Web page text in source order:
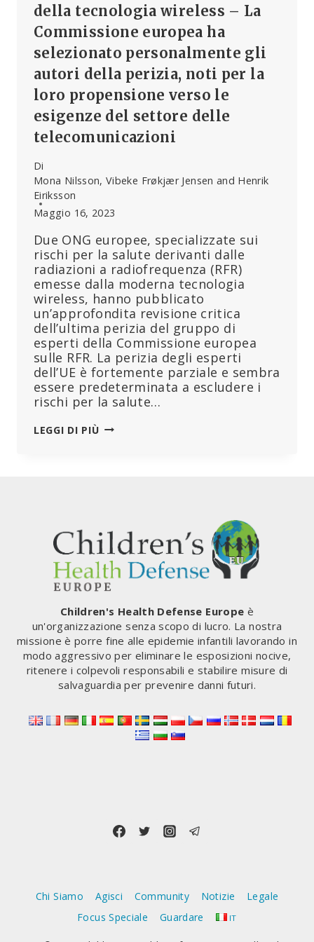
PARTNER
META
HA
INDIRIZZATO
I
SUOI
CLIENTI
VERSO
SITI
DI
SU
della tecnologia wireless – La
Commissione europea ha
selezionato personalmente gli
autori della perizia, noti per la
loro propensione verso le
esigenze del settore delle
telecomunicazioni
Di
Mona Nilsson, Vibeke Frøkjær Jensen and Henrik
Eiriksson
Maggio 16, 2023
Due ONG europee, specializzate sui
rischi per la salute derivanti dalle
radiazioni a radiofrequenza (RFR)
emesse dalla moderna tecnologia
wireless, hanno pubblicato
un’approfondita revisione critica
dell’ultima perizia del gruppo di
esperti della Commissione europea
sulle RFR. La perizia degli esperti
dell’UE è fortemente parziale e sembra
essere predeterminata a escludere i
rischi per la salute…
LEGGI DI PIÙCRITICA
RADIAZIONI
A
RADIOFREQUENZA
DELLA
TECNOLOGIA
WIRELESS
–
LA
COMMISSIONE
EUROPEA
HA
SELEZIONATO
GLI
AUTORI
LORO
PROPENSIONE
DEL
SETTORE
Children's Health Defense Europe è
un'organizzazione senza scopo di lucro. La nostra
missione è porre fine alle epidemie infantili lavorando in
modo aggressivo per eliminare le esposizioni nocive,
ritenere i colpevoli responsabili e stabilire misure di
salvaguardia per prevenire danni futuri.
Chi Siamo Agisci Community Notizie
Legale
Focus Speciale
Guardare IT